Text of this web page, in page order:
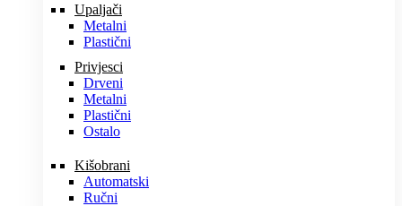
Upaljači
Metalni
Plastični
Privjesci
Drveni
Metalni
Plastični
Ostalo
Kišobrani
Automatski
Ručni